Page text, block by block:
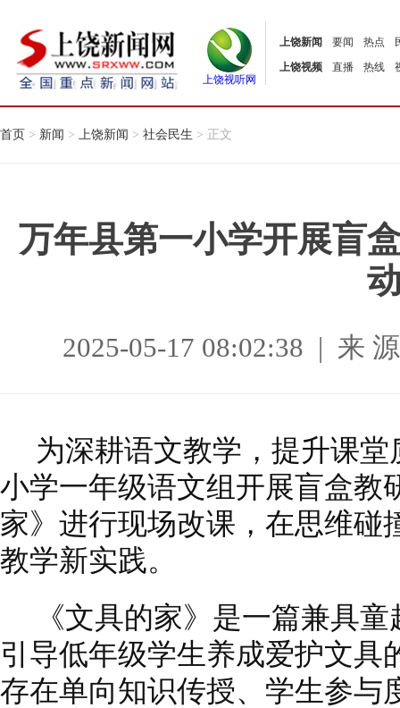
上饶视听网
上饶新闻 要闻 热点
上饶视频
直播 热线
首页 > 新闻 > 上饶新闻 > 社会民生 > 正文
万年县第一小学开展盲
2025-05-17 08:02:38 | 来
为深耕语文教学，提升课
小学一年级语文组开展盲盒教
家》进行现场改课，在思维碰
教学新实践。
《文具的家》是一篇兼具
引导低年级学生养成爱护文具
存在单向知识传授、学生参与